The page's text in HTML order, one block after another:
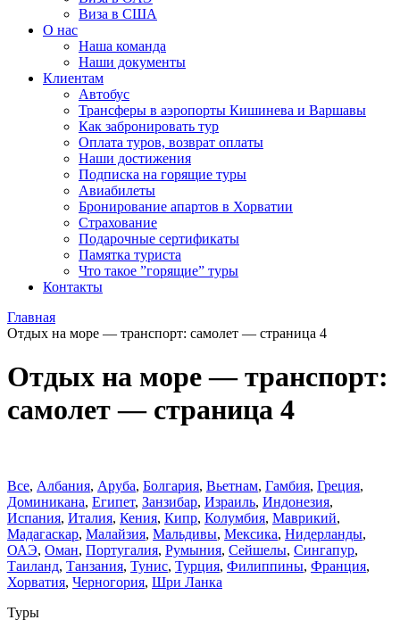
Виза в США
О нас
Наша команда
Наши документы
Клиентам
Автобус
Трансферы в аэропорты Кишинева и Варшавы
Как забронировать тур
Оплата туров, возврат оплаты
Наши достижения
Подписка на горящие туры
Авиабилеты
Бронирование апартов в Хорватии
Страхование
Подарочные сертификаты
Памятка туриста
Что такое ”горящие” туры
Контакты
Главная
Отдых на море — транспорт: самолет — страница 4
Отдых на море — транспорт:
самолет — страница 4
Все, Албания, Аруба, Болгария, Вьетнам, Гамбия, Греция,
Доминиканa, Египет, Занзибар, Израиль, Индонезия,
Испания, Италия, Кения, Кипр, Колумбия, Маврикий,
Мадагаскар, Малайзия, Мальдивы, Мексика, Нидерланды,
ОАЭ, Оман, Португалия, Румыния, Сейшелы, Сингапур,
Таиланд, Танзания, Тунис, Турция, Филиппины, Франция,
Хорватия, Черногория, Шри Ланка
Туры